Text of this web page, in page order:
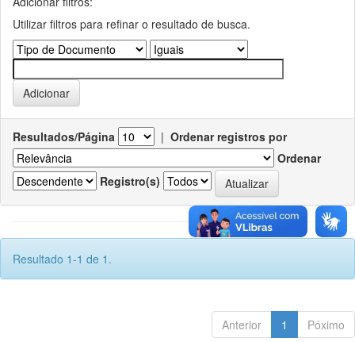
Utilizar filtros para refinar o resultado de busca.
Resultados/Página | Ordenar registros por
Ordenar
Registro(s)
Resultado 1-1 de 1.
Anterior 1 Póximo